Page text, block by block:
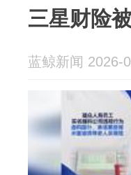
三星财险
蓝鲸新闻 2026-